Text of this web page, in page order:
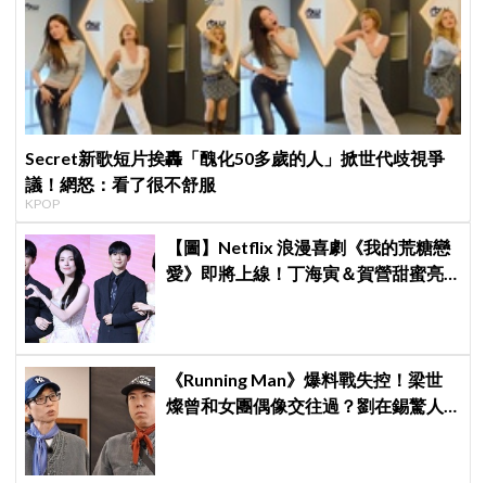
Secret新歌短片挨轟「醜化50多歲的人」掀世代歧視爭
議！網怒：看了很不舒服
KPOP
【圖】Netflix 浪漫喜劇《我的荒糖戀
愛》即將上線！丁海寅＆賀營甜蜜亮
《Running Man》爆料戰失控！梁世
燦曾和女團偶像交往過？劉在錫驚人